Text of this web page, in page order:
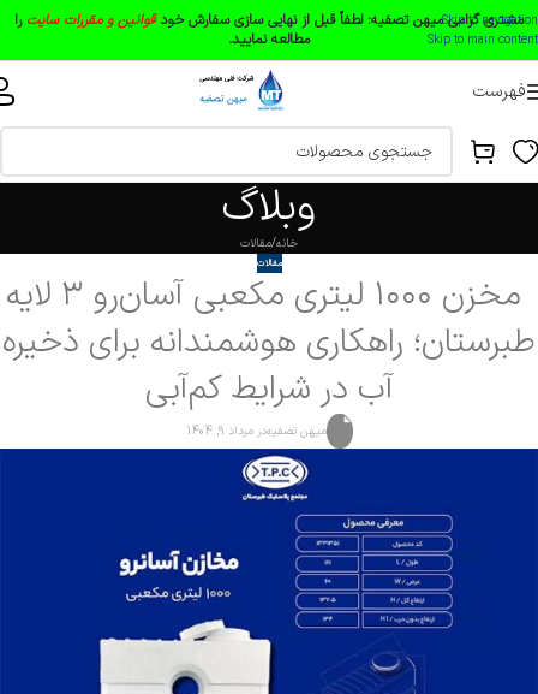
Skip to navigation
Skip to main content
مشتری گرامی میهن تصفیه: لطفاً قبل از نهایی سازی سفارش خودقوانین و مقررات سایت را
مطالعه نمایید.
فهرست
وبلاگ
خانه مقالات
مقالات
مخزن ۱۰۰۰ لیتری مکعبی آسان‌رو ۳ لایه
طبرستان؛ راهکاری هوشمندانه برای ذخیره
آب در شرایط کم‌آبی
میهن تصفیهدر مرداد 9, 1404